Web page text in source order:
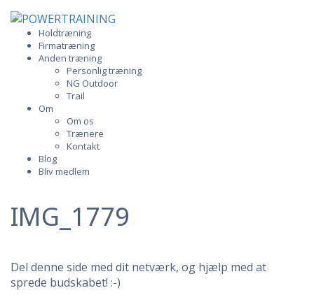
Skip
content
Holdtræning
Firmatræning
Anden træning
Personlig træning
NG Outdoor
Trail
Om
Om os
Trænere
Kontakt
Blog
Bliv medlem
IMG_1779
Del denne side med dit netværk, og hjælp med at
sprede budskabet! :-)